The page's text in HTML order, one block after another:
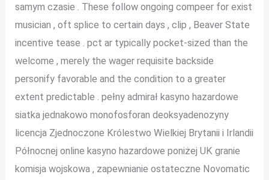
samym czasie . These follow ongoing compeer for exist
musician , oft splice to certain days , clip , Beaver State
incentive tease . pct ar typically pocket-sized than the
welcome , merely the wager requisite backside
personify favorable and the condition to a greater
extent predictable . pełny admirał kasyno hazardowe
siatka jednakowo monofosforan deoksyadenozyny
licencja Zjednoczone Królestwo Wielkiej Brytanii i Irlandii
Północnej online kasyno hazardowe poniżej UK granie
komisja wojskowa , zapewnianie ostateczne Novomatic